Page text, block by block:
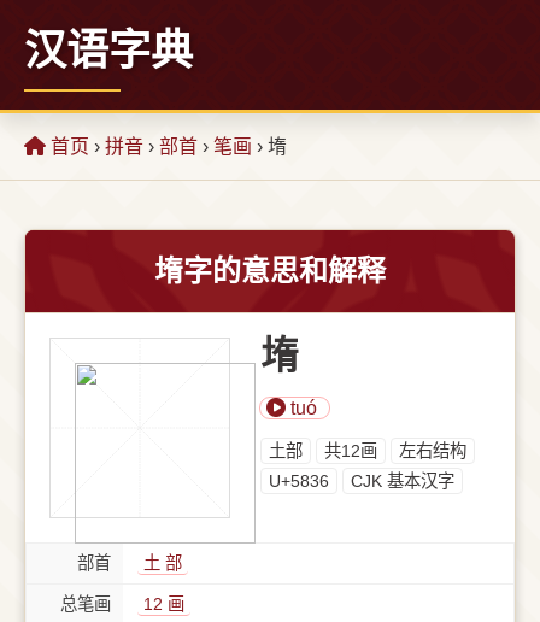
汉语字典
首页 › 拼音 › 部首 › 笔画 › 堶
堶字的意思和解释
堶
tuó
⼟部 共12画
左右结构
U+5836
CJK 基本汉字
部首 ⼟ 部
总笔画 12 画